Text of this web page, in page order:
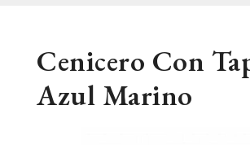
Cenicero Con
Azul Marino